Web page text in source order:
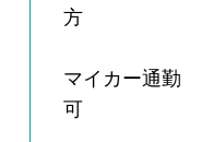
方
マイカー通勤
可